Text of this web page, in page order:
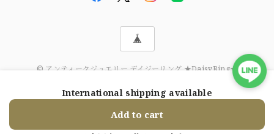
© アンティークジュエリー デイジーリング ★DaisyRing★
International shipping available
Add to cart
ショップに質問する